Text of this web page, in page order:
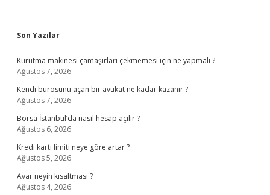
Sidebar
Son Yazılar
Kurutma makinesi çamaşırları çekmemesi için ne yapmalı ?
Ağustos 7, 2026
Kendi bürosunu açan bir avukat ne kadar kazanır ?
Ağustos 7, 2026
Borsa İstanbul’da nasıl hesap açılır ?
Ağustos 6, 2026
Kredi kartı limiti neye göre artar ?
Ağustos 5, 2026
Avar neyin kısaltması ?
Ağustos 4, 2026